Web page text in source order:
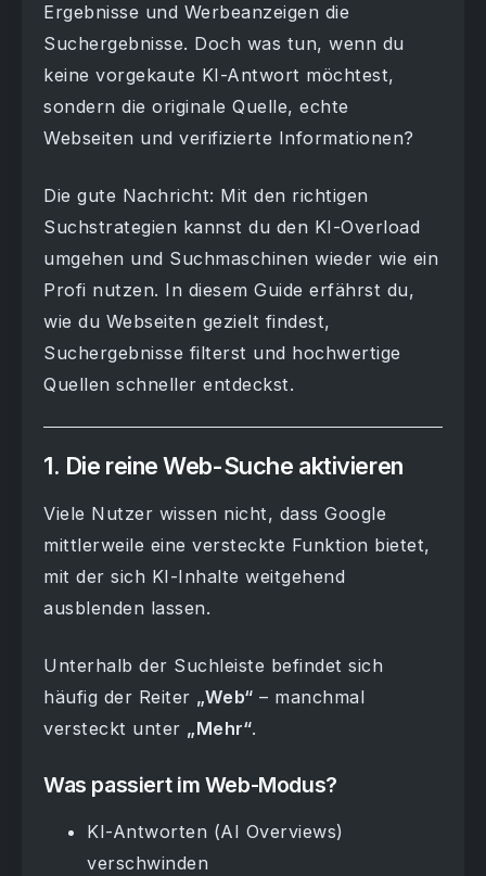
Ergebnisse und Werbeanzeigen die
Suchergebnisse. Doch was tun, wenn du
keine vorgekaute KI-Antwort möchtest,
sondern die originale Quelle, echte
Webseiten und verifizierte Informationen?
Die gute Nachricht: Mit den richtigen
Suchstrategien kannst du den KI-Overload
umgehen und Suchmaschinen wieder wie ein
Profi nutzen. In diesem Guide erfährst du,
wie du Webseiten gezielt findest,
Suchergebnisse filterst und hochwertige
Quellen schneller entdeckst.
1. Die reine Web-Suche aktivieren
Viele Nutzer wissen nicht, dass Google
mittlerweile eine versteckte Funktion bietet,
mit der sich KI-Inhalte weitgehend
ausblenden lassen.
Unterhalb der Suchleiste befindet sich
häufig der Reiter „Web“ – manchmal
versteckt unter „Mehr“.
Was passiert im Web-Modus?
KI-Antworten (AI Overviews)
verschwinden